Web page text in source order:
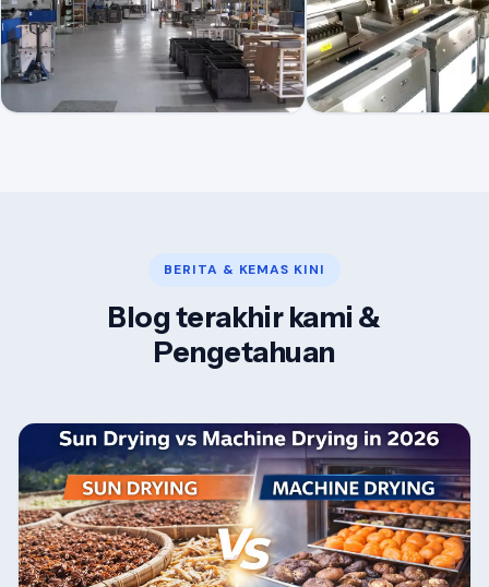
BERITA & KEMAS KINI
Blog terakhir kami &
Pengetahuan